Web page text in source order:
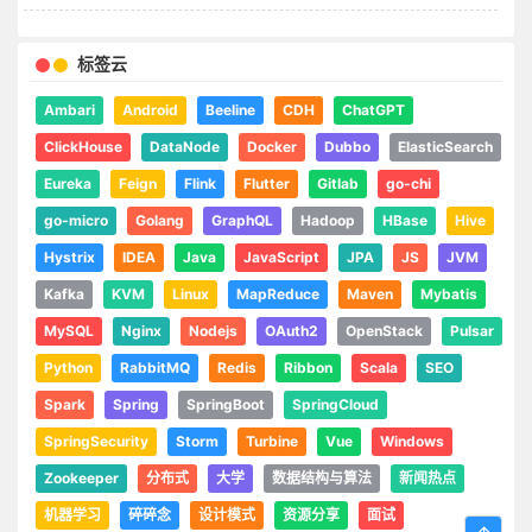
标签云
Ambari Android Beeline CDH ChatGPT
ClickHouse DataNode Docker Dubbo ElasticSearch
Eureka Feign Flink Flutter Gitlab go-chi
go-micro Golang GraphQL Hadoop HBase Hive
Hystrix IDEA Java JavaScript JPA JS JVM
Kafka KVM Linux MapReduce Maven Mybatis
MySQL Nginx Nodejs OAuth2 OpenStack Pulsar
Python RabbitMQ Redis Ribbon Scala SEO
Spark Spring SpringBoot SpringCloud
SpringSecurity Storm Turbine Vue Windows
Zookeeper 分布式 大学 数据结构与算法 新闻热点
机器学习 碎碎念 设计模式 资源分享 面试